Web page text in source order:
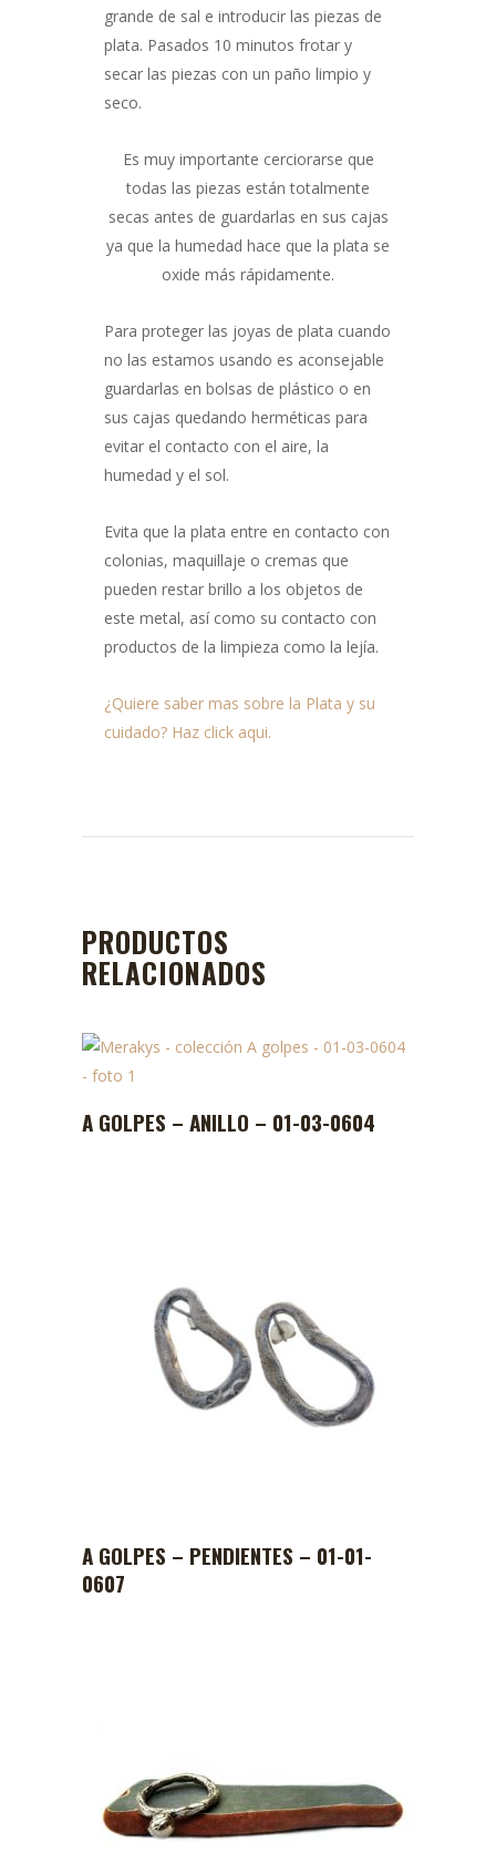
grande de sal e introducir las piezas de
plata. Pasados 10 minutos frotar y
secar las piezas con un paño limpio y
seco.
Es muy importante cerciorarse que
todas las piezas están totalmente
secas antes de guardarlas en sus cajas
ya que la humedad hace que la plata se
oxide más rápidamente.
Para proteger las joyas de plata cuando
no las estamos usando es aconsejable
guardarlas en bolsas de plástico o en
sus cajas quedando herméticas para
evitar el contacto con el aire, la
humedad y el sol.
Evita que la plata entre en contacto con
colonias, maquillaje o cremas que
pueden restar brillo a los objetos de
este metal, así como su contacto con
productos de la limpieza como la lejía.
¿Quiere saber mas sobre la Plata y su
cuidado? Haz click aqui.
PRODUCTOS
RELACIONADOS
A GOLPES – ANILLO – 01-03-0604
A GOLPES – PENDIENTES – 01-01-
0607